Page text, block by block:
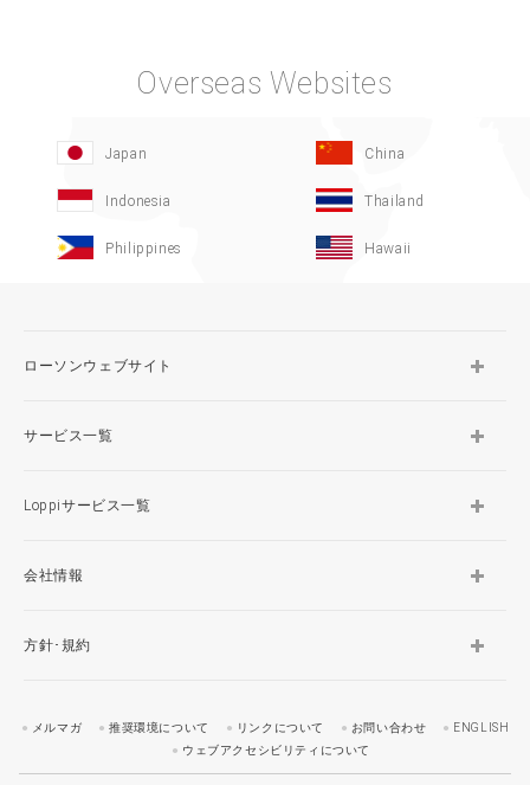
Overseas Websites
Japan China
Indonesia Thailand
Philippines Hawaii
ローソンウェブサイト
サービス一覧
Loppiサービス一覧
会社情報
方針･規約
メルマガ 推奨環境について リンクについて お問い合わせ
ENGLISH
ウェブアクセシビリティについて